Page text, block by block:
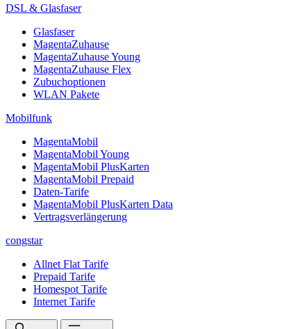
DSL & Glasfaser
Glasfaser
MagentaZuhause
MagentaZuhause Young
MagentaZuhause Flex
Zubuchoptionen
WLAN Pakete
Mobilfunk
MagentaMobil
MagentaMobil Young
MagentaMobil PlusKarten
MagentaMobil Prepaid
Daten-Tarife
MagentaMobil PlusKarten Data
Vertragsverlängerung
congstar
Allnet Flat Tarife
Prepaid Tarife
Homespot Tarife
Internet Tarife